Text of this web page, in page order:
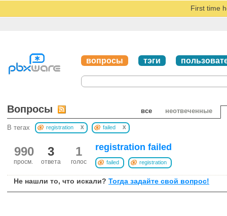
First time
вопросы тэги
все неотвеченные
Вопросы
В тегах registration x failed x
1
голос
3
ответа
990
просм.
registration failed
failed registration
Не нашли то, что искали? Тогда задайте свой вопрос!